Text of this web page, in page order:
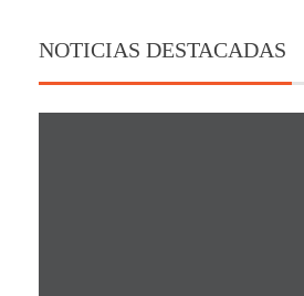
NOTICIAS DESTACADAS